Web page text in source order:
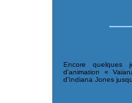
Encore quelques
d'animation «
d'Indiana Jones